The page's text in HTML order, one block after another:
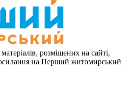
розміщених на сайті,
на Перший житомирський